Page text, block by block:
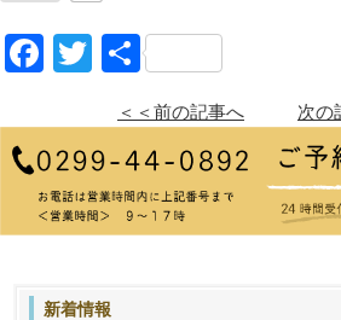
Facebook
Twitter
共
有
＜＜前の記事へ 次の
新着情報